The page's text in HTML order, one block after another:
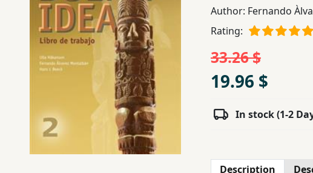
Nonfiction
Middle
Children,
Teens
Author: Fernando
Rating:
33.26 $
19.96 $
In stock (1-2
Description